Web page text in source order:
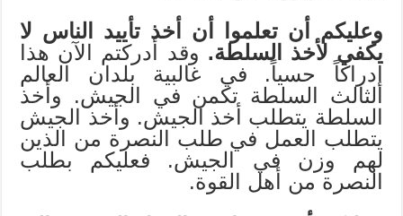
وعليكم أن تعلموا أن أخذ تأييد الناس لا
يكفي لأخذ السلطة. وقد أدركتم الآن هذا
إدراكاً حسياً. في غالبية بلدان العالم
الثالث السلطة تكمن في الجيش. وأخذ
السلطة يتطلب أخذ الجيش. وأخذ الجيش
يتطلب العمل في طلب النصرة من الذين
لهم وزن في الجيش. فعليكم بطلب
النصرة من أهل القوة.